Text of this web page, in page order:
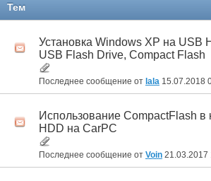
Тем
Установка Windows XP на USB
USB Flash Drive, Compact Flash
Последнее сообщение от lala 15.07.2018
Использование CompactFlash в
HDD на CarPC
Последнее сообщение от Voin 21.03.2017